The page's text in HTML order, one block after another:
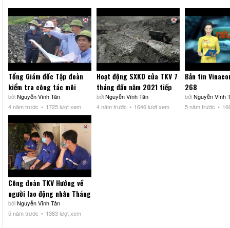
Tổng Giám đốc Tập đoàn
kiểm tra công tác môi
trường và phòng chống
mưa bão khu vực Cẩm Phả
bởiNguyễn Vĩnh Tân
4 năm trước
1725 lượt xem
Hoạt động SXKD của TKV 7
tháng đầu năm 2021 tiếp
tục duy trì ổn định, đạt kết
quả tốt
bởiNguyễn Vĩnh Tân
4 năm trước
1646 lượt xem
Bản tin
268
bởiNguyễn Vĩnh
5 năm trước
Công đoàn TKV Hướng về
người lao động nhân Tháng
Công nhân năm 2021
bởiNguyễn Vĩnh Tân
5 năm trước
1383 lượt xem